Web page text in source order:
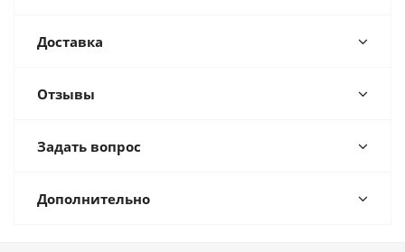
Доставка
Отзывы
Задать вопрос
Дополнительно